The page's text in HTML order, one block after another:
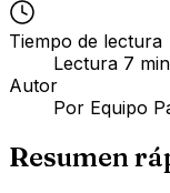
Tiempo de lectura
Lectura 7 min
Autor
Por Equipo
Resumen